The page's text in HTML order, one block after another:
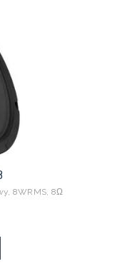
8WRMS, 8Ω